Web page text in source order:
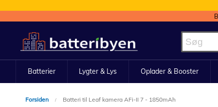
to
Content
Batterier Lygter & Lys Oplader & Booster
Forsiden Batteri til Leaf kamera AFi-II 7 - 1850mAh